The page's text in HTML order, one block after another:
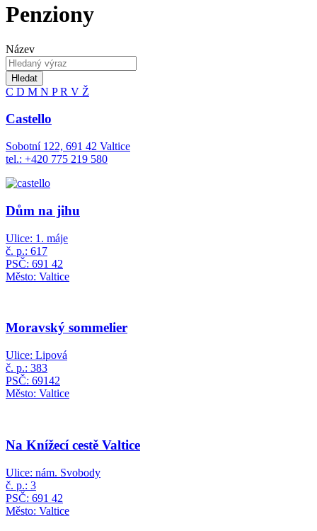
Penziony
Název
Hledat
C D M N PR V Ž
Castello
Sobotní 122, 691 42 Valtice
tel.: +420 775 219 580
Dům na jihu
Ulice: 1. máje
č. p.: 617
PSČ: 691 42
Město: Valtice
Moravský sommelier
Ulice: Lipová
č. p.: 383
PSČ: 69142
Město: Valtice
Na Knížecí cestě Valtice
Ulice: nám. Svobody
č. p.: 3
PSČ: 691 42
Město: Valtice